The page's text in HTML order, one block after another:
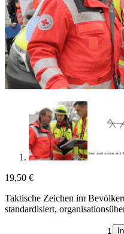
19,50 €
Taktische Zeichen im
standardisiert,